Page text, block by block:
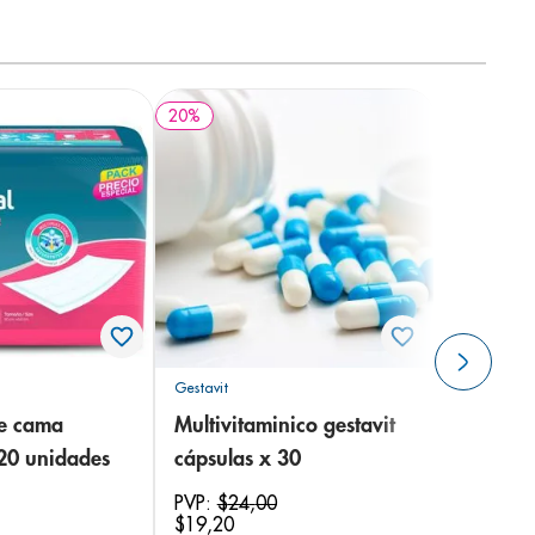
cama
unidades
20%
Gestavit
Multivitaminico gestavit
cápsulas x 30
PVP:$24,00
$19,20